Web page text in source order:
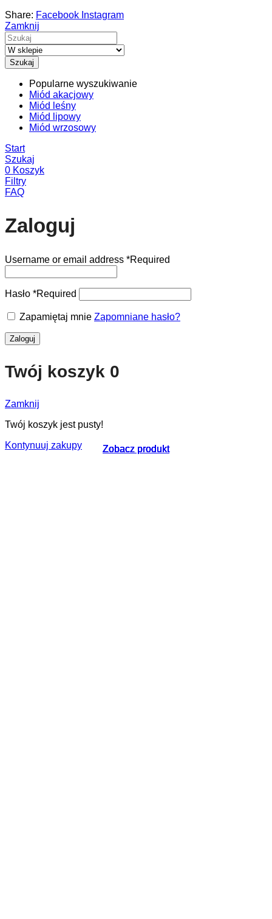
Zobacz produkt
Zobacz produkt
Zobacz produkt
Zobacz produkt
Share: Facebook Instagram
Zamknij
Szukaj
Popularne wyszukiwanie
Miód akacjowy
Miód leśny
Miód lipowy
Miód wrzosowy
Start
Szukaj
0 Koszyk
Filtry
FAQ
Zaloguj
Username or email address *Required
Hasło *Required
Zapamiętaj mnie Zapomniane hasło?
Zaloguj
Twój koszyk 0
Zamknij
Twój koszyk jest pusty!
Kontynuuj zakupy